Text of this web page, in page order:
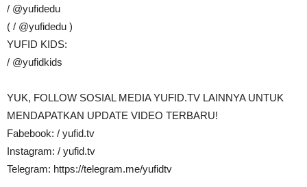
/ @yufidedu
( / @yufidedu )
YUFID KIDS:
/ @yufidkids
YUK, FOLLOW SOSIAL MEDIA YUFID.TV LAINNYA UNTUK
MENDAPATKAN UPDATE VIDEO TERBARU!
Fabebook: / yufid.tv
Instagram: / yufid.tv
Telegram: https://telegram.me/yufidtv